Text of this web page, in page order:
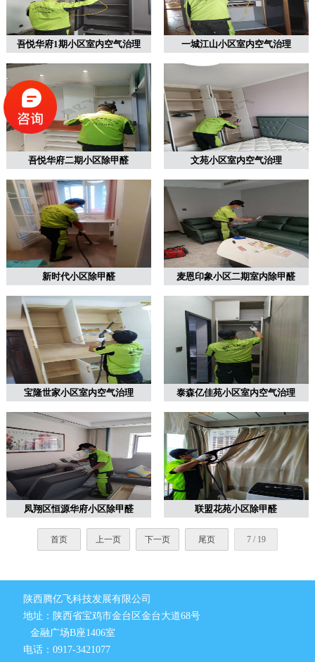
吾悦华府1期小区室内空气治理 一城江山小区室内空气治理
吾悦华府二期小区除甲醛 文苑小区室内空气治理
新时代小区除甲醛 麦恩印象小区二期室内除甲醛
宝隆世家小区室内空气治理 泰森亿佳苑小区室内空气治理
凤翔区恒源华府小区除甲醛 联盟花苑小区除甲醛
首页 上一页 下一页 尾页 7 / 19
陕西腾亿飞科技发展有限公司
地址：陕西省宝鸡市金台区金台大道68号
金融广场B座1406室
电话：0917-3421077